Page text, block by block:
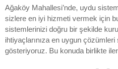
Ağaköy Mahallesi’nde, uydu
sizlere en iyi hizmeti vermek için
sistemlerinizi doğru bir şekilde
ihtiyaçlarınıza en uygun
gösteriyoruz. Bu konuda birlikte